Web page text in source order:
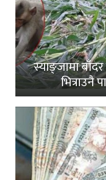
स्याङ्जामा
भित्राउनै